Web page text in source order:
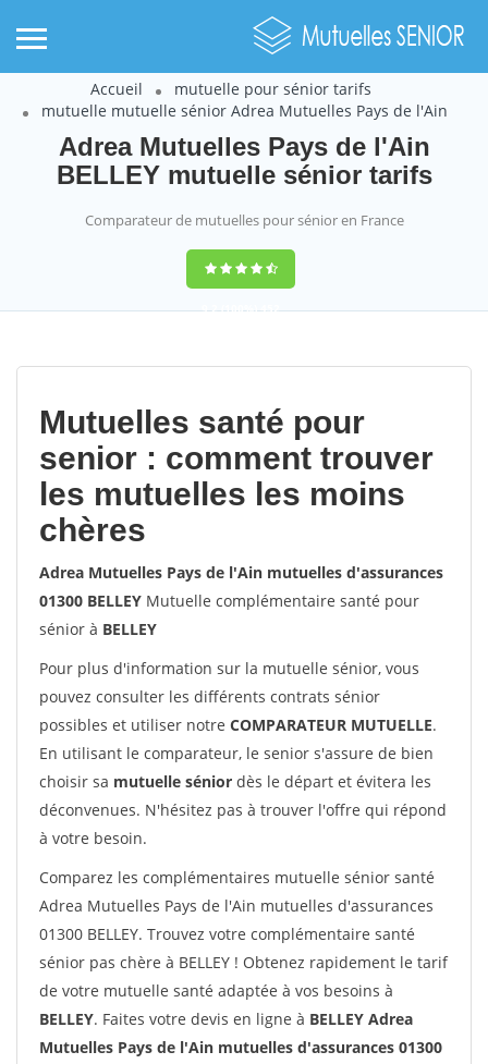
Accueil
mutuelle pour sénior tarifs
mutuelle mutuelle sénior Adrea Mutuelles Pays de l'Ain
Adrea Mutuelles Pays de l'Ain
BELLEY mutuelle sénior tarifs
Comparateur de mutuelles pour sénior en France
9,2(100%)452
Mutuelles santé pour
senior : comment trouver
les mutuelles les moins
chères
Adrea Mutuelles Pays de l'Ain mutuelles d'assurances
01300 BELLEY Mutuelle complémentaire santé pour
sénior à BELLEY
Pour plus d'information sur la mutuelle sénior, vous
pouvez consulter les différents contrats sénior
possibles et utiliser notre COMPARATEUR MUTUELLE.
En utilisant le comparateur, le senior s'assure de bien
choisir sa mutuelle sénior dès le départ et évitera les
déconvenues. N'hésitez pas à trouver l'offre qui répond
à votre besoin.
Comparez les complémentaires mutuelle sénior santé
Adrea Mutuelles Pays de l'Ain mutuelles d'assurances
01300 BELLEY. Trouvez votre complémentaire santé
sénior pas chère à BELLEY ! Obtenez rapidement le tarif
de votre mutuelle santé adaptée à vos besoins à
BELLEY. Faites votre devis en ligne à BELLEY Adrea
Mutuelles Pays de l'Ain mutuelles d'assurances 01300